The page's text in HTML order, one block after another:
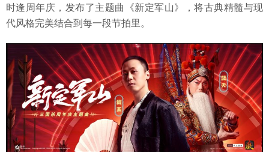
时逢周年庆，发布了主题曲《新定军山》，将古典精髓与现
代风格完美结合到每一段节拍里。